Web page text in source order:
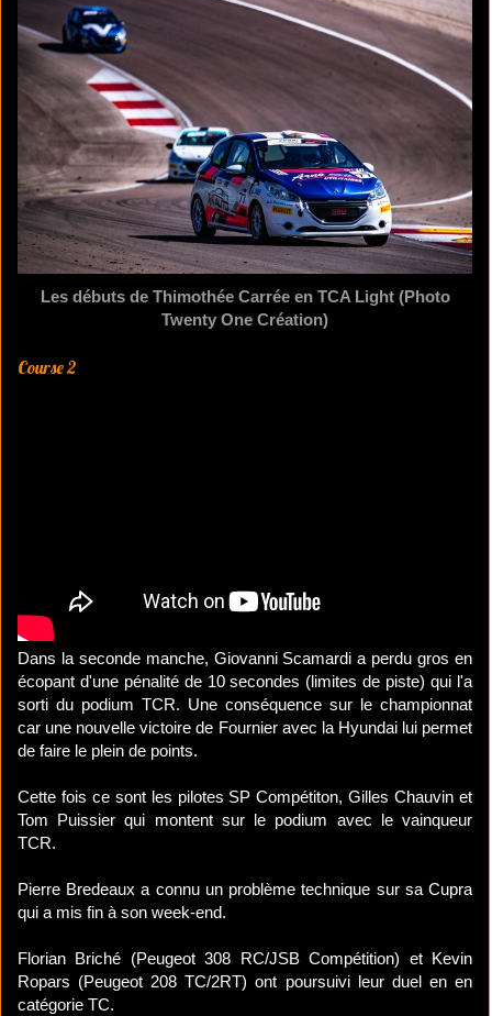
Les débuts de Thimothée Carrée en TCA Light (Photo
Twenty One Création)
Course 2
Dans la seconde manche, Giovanni Scamardi a perdu gros en
écopant d'une pénalité de 10 secondes (limites de piste) qui l'a
sorti du podium TCR. Une conséquence sur le championnat
car une nouvelle victoire de Fournier avec la Hyundai lui permet
de faire le plein de points.
Cette fois ce sont les pilotes SP Compétiton, Gilles Chauvin et
Tom Puissier qui montent sur le podium avec le vainqueur
TCR.
Pierre Bredeaux a connu un problème technique sur sa Cupra
qui a mis fin à son week-end.
Florian Briché (Peugeot 308 RC/JSB Compétition) et Kevin
Ropars (Peugeot 208 TC/2RT) ont poursuivi leur duel en en
catégorie TC.